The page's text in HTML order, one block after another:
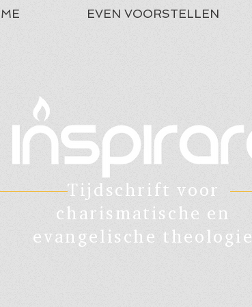
EVEN VOORSTELLEN
Tijdschrift voor
charismatische en
evangelische theologie